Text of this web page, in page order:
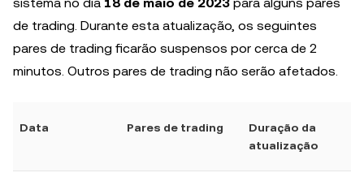
de trading. Durante esta atualização, os seguintes
pares de trading ficarão suspensos por cerca de 2
minutos. Outros pares de trading não serão afetados.
Data Pares de trading
Duração da
atualização